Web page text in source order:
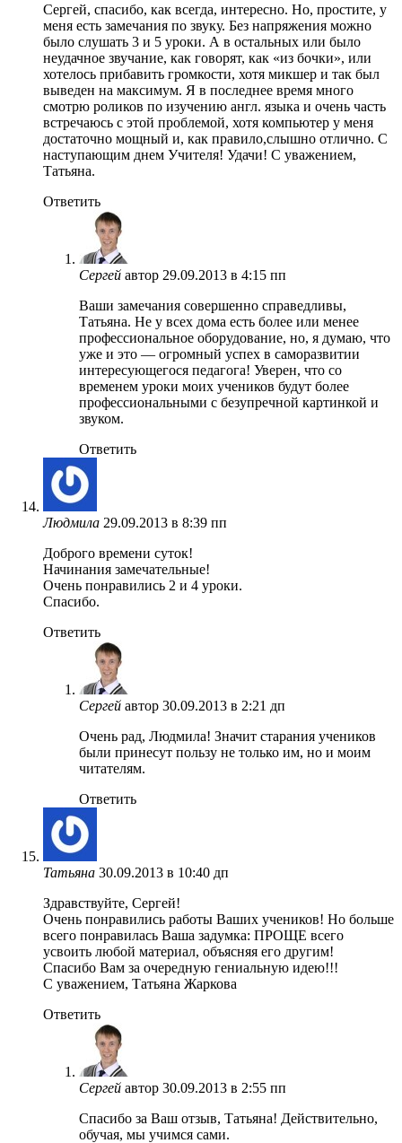
Сергей, спасибо, как всегда, интересно. Но, простите, у
меня есть замечания по звуку. Без напряжения можно
было слушать 3 и 5 уроки. А в остальных или было
неудачное звучание, как говорят, как «из бочки», или
хотелось прибавить громкости, хотя микшер и так был
выведен на максимум. Я в последнее время много
смотрю роликов по изучению англ. языка и очень часть
встречаюсь с этой проблемой, хотя компьютер у меня
достаточно мощный и, как правило,слышно отлично. С
наступающим днем Учителя! Удачи! С уважением,
Татьяна.
Ответить
Сергей автор 29.09.2013 в 4:15 пп
Ваши замечания совершенно справедливы,
Татьяна. Не у всех дома есть более или менее
профессиональное оборудование, но, я думаю, что
уже и это — огромный успех в саморазвитии
интересующегося педагога! Уверен, что со
временем уроки моих учеников будут более
профессиональными с безупречной картинкой и
звуком.
Ответить
Людмила 29.09.2013 в 8:39 пп
Доброго времени суток!
Начинания замечательные!
Очень понравились 2 и 4 уроки.
Спасибо.
Ответить
Сергей автор 30.09.2013 в 2:21 дп
Очень рад, Людмила! Значит старания учеников
были принесут пользу не только им, но и моим
читателям.
Ответить
Татьяна 30.09.2013 в 10:40 дп
Здравствуйте, Сергей!
Очень понравились работы Ваших учеников! Но больше
всего понравилась Ваша задумка: ПРОЩЕ всего
усвоить любой материал, объясняя его другим!
Спасибо Вам за очередную гениальную идею!!!
С уважением, Татьяна Жаркова
Ответить
Сергей автор 30.09.2013 в 2:55 пп
Спасибо за Ваш отзыв, Татьяна! Действительно,
обучая, мы учимся сами.